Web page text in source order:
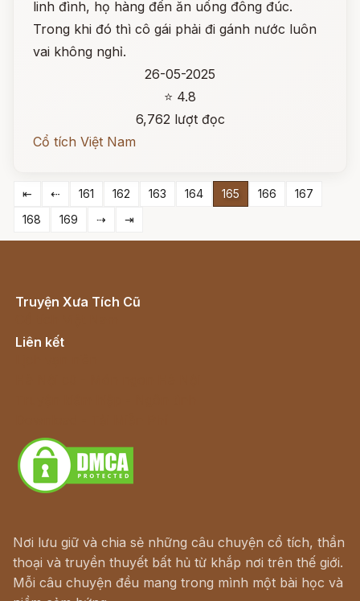
linh đình, họ hàng đến ăn uống đông đúc.
Trong khi đó thì cô gái phải đi gánh nước luôn
vai không nghỉ.
26-05-2025
⭐ 4.8
6,762 lượt đọc
Cổ tích Việt Nam
⇤ ⇠ 161 162 163 164 165 166
167
168
169 ⇢ ⇥
Truyện Xưa Tích Cũ
Liên kết
Nơi lưu giữ và chia sẻ những câu chuyện cổ tích, thần
thoại và truyền thuyết bất hủ từ khắp nơi trên thế giới.
Mỗi câu chuyện đều mang trong mình một bài học và